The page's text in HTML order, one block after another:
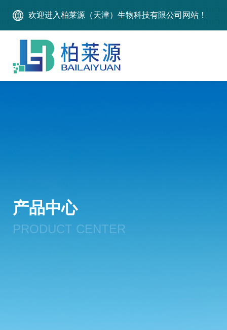
欢迎进入柏莱源（天津）生物科技有限公司网站！
产品中心
PRODUCT CENTER